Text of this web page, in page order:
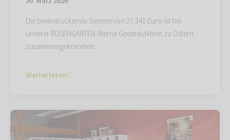
Die beeindruckende Summe von 27.341 Euro ist bei
unserer ROSENGARTEN-Sterne Gedenkaktion zu Ostern
zusammengekommen.
Weiterlesen